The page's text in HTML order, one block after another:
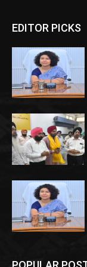
EDITOR PICKS